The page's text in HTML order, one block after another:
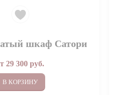
шкаф Сатори
29 300 руб.
В КОРЗИНУ